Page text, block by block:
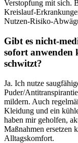
Verstopfung mit sich.
Kreislauf-
Nutzen-Risiko-
Gibt es nicht-
sofort anwenden
schwitzt?
Ja. Ich nutze
Puder/
mildern. Auch
Kleidung und ein
haben mir geholfen,
Maßnahmen ersetzen
Alltagskomfort.